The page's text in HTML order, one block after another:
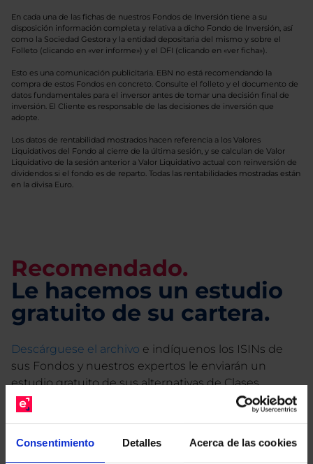
Consentimiento Detalles Acerca de las cookies
En cada una de las fichas de nuestros Fondos de Inversión tiene a su
disposición información completa y relativa a dicho Fondo de Inversión, así
como la Sociedad Gestora y la entidad depositaria del mismo y sobre el
Folleto (clicando en «ver informe») y el DFI (clicando en «ver ficha»).
Esto es una comunicación publicitaria. EBN no está recomendando la
compra de estos Fondos en concreto. Consulte el folleto y el documento de
datos fundamentales para el inversor antes de tomar una decisión final de
inversión. El Cliente es responsable de las decisiones de inversión que
adopte.
Los datos de rentabilidad mostrados hacen referencia a los Valores
Liquidativos del Fondo al cierre de la última sesión, y se calculan de Valor
Liquidativo de la sesión anterior a Valor Liquidativo actual con reinversión de
dividendos si el fondo es de reparto. Todas las rentabilidades mostradas están
en la divisa Euro.
Recomendado.
Le hacemos un estudio
gratuito de su cartera.
Descárguese el archivo e indíquenos los ISINs de
sus Fondos y nuestros expertos le enviarán un
estudio gratuito de sus alternativas de Clases
Limpias con las que podrá ahorrar en sus costes.